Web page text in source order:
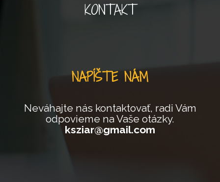
KONTAKT
NAPÍŠTE NÁM
Neváhajte nás kontaktovať, radi Vám
odpovieme na Vaše otázky.
ksziar@gmail.com